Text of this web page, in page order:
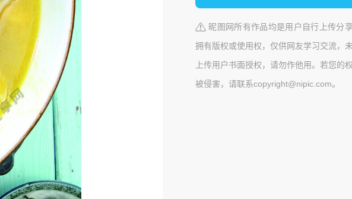
昵图网所有作品均是用户自行上传分
拥有版权或使用权，仅供网友学习交流，
上传用户书面授权，请勿作他用。若您的
被侵害，请联系copyright@nipic.com。